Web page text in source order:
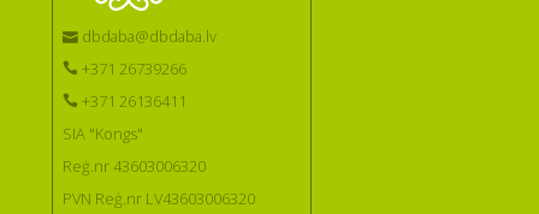
dbdaba@dbdaba.lv
+371 26739266
+371 26136411
SIA "Kongs"
Reģ.nr 43603006320
PVN Reģ.nr LV43603006320